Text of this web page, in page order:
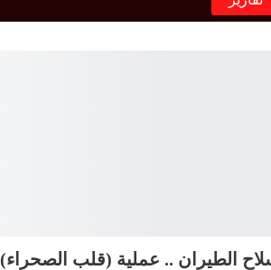
الطيران .. عملية (قلب الصحراء)